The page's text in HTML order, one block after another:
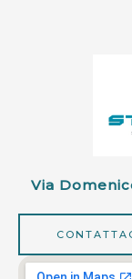
Via